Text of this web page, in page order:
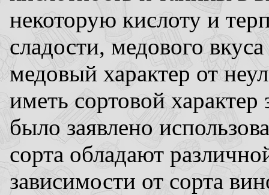
некоторую кислоту и
сладости, медового
медовый характер от
иметь сортовой
было заявлено
сорта обладают
зависимости от сорта